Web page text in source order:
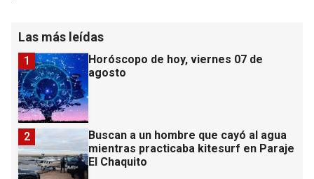
Las más leídas
Horóscopo de hoy, viernes 07 de
agosto
1
Buscan a un hombre que cayó al agua
mientras practicaba kitesurf en Paraje
El Chaquito
2